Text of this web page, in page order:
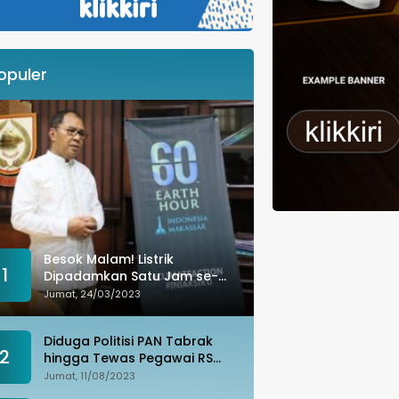
1
Besok Malam! Listrik
Dipadamkan Satu Jam se-
Kota Makassar: Merespons
Perubahan Iklim
Jumat, 24/03/2023
2
Diduga Politisi PAN Tabrak
hingga Tewas Pegawai RS
Wahidin, Istri Korban: Kami
Jumat, 11/08/2023